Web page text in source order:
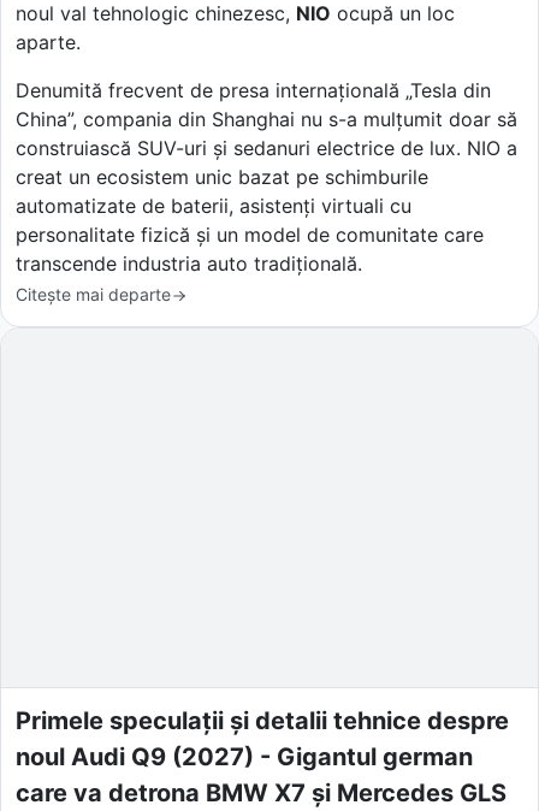
noul val tehnologic chinezesc, NIO ocupă un loc
aparte.
Denumită frecvent de presa internațională „Tesla din
China”, compania din Shanghai nu s-a mulțumit doar să
construiască SUV-uri și sedanuri electrice de lux. NIO a
creat un ecosistem unic bazat pe schimburile
automatizate de baterii, asistenți virtuali cu
personalitate fizică și un model de comunitate care
transcende industria auto tradițională.
Citește mai departe
Primele speculații și detalii tehnice despre
noul Audi Q9 (2027) - Gigantul german
care va detrona BMW X7 și Mercedes GLS